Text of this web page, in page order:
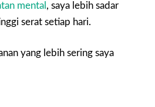
mental , saya lebih sadar
serat setiap hari.
yang lebih sering saya